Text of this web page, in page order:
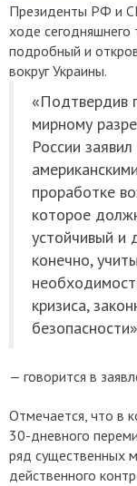
Президенты РФ и
ходе
подробный и
вокруг Украины.
«Подтвердив
мирному
России
проработке
которое
устойчивый и
конечно,
кризиса,
— говорится в
Отмечается, что в
30-дневного
ряд существенных
действенного